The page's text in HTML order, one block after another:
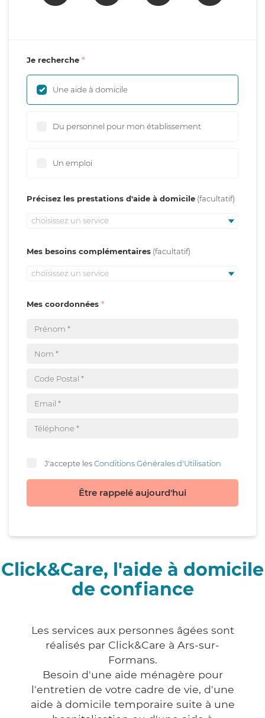
Je recherche
Une aide à domicile
Du personnel pour mon établissement
Un emploi
Précisez les prestations d'aide à domicile
choisissez un service
Mes besoins complémentaires
choisissez un service
Mes coordonnées
J'accepte lesConditions Générales d'Utilisation
Être rappelé aujourd'hui
Click&Care, l'aide à domicile
de confiance
Les services aux personnes âgées sont
réalisés par Click&Care à Ars-sur-
Formans.
Besoin d'une aide ménagère pour
l'entretien de votre cadre de vie, d'une
aide à domicile temporaire suite à une